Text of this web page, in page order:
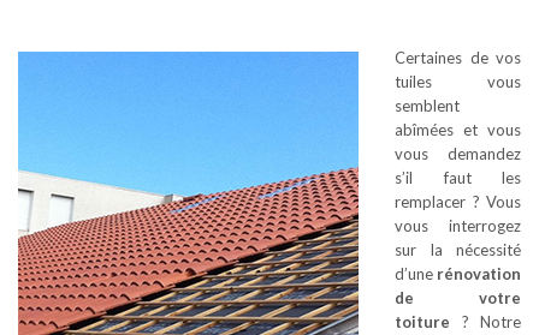
Certaines de vos
tuiles vous
semblent
abîmées et vous
vous demandez
s’il faut les
remplacer ? Vous
vous interrogez
sur la nécessité
d’une rénovation
de votre
toiture ? Notre